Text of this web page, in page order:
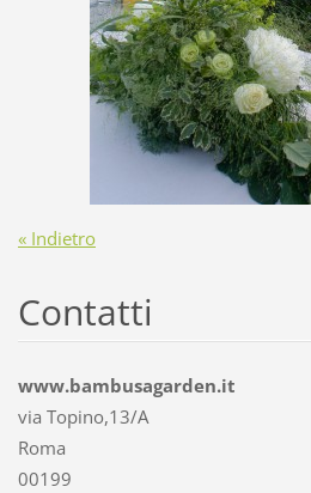
« Indietro
Contatti
www.bambusagarden.it
via Topino,13/A
Roma
00199